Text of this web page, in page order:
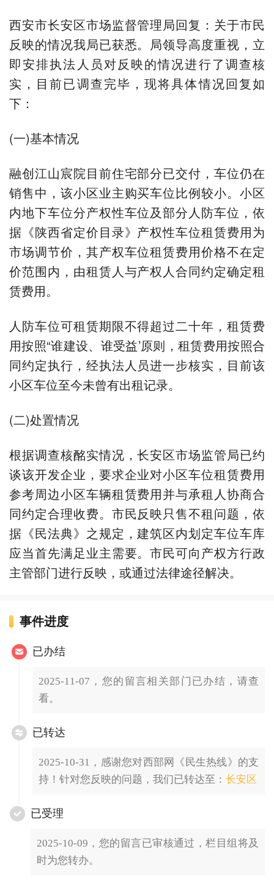
西安市长安区市场监督管理局回复：关于市民
反映的情况我局已获悉。局领导高度重视，立
即安排执法人员对反映的情况进行了调查核
实，目前已调查完毕，现将具体情况回复如
下：
(一)基本情况
融创江山宸院目前住宅部分已交付，车位仍在
销售中，该小区业主购买车位比例较小。小区
内地下车位分产权性车位及部分人防车位，依
据《陕西省定价目录》产权性车位租赁费用为
市场调节价，其产权车位租赁费用价格不在定
价范围内，由租赁人与产权人合同约定确定租
赁费用。
人防车位可租赁期限不得超过二十年，租赁费
用按照“谁建设、谁受益’原则，租赁费用按照合
同约定执行，经执法人员进一步核实，目前该
小区车位至今未曾有出租记录。
(二)处置情况
根据调查核酩实情况，长安区市场监管局已约
谈该开发企业，要求企业对小区车位租赁费用
参考周边小区车辆租赁费用并与承租人协商合
同约定合理收费。市民反映只售不租问题，依
据《民法典》之规定，建筑区内划定车位车库
应当首先满足业主需要。市民可向产权方行政
主管部门进行反映，或通过法律途径解决。
事件进度
已办结
2025-11-07，您的留言相关部门已办结，请查
看。
已转达
2025-10-31，感谢您对西部网《民生热线》的支
持！针对您反映的问题，我们已转达至： 长安区
已受理
2025-10-09，您的留言已审核通过，栏目组将及
时为您转办。